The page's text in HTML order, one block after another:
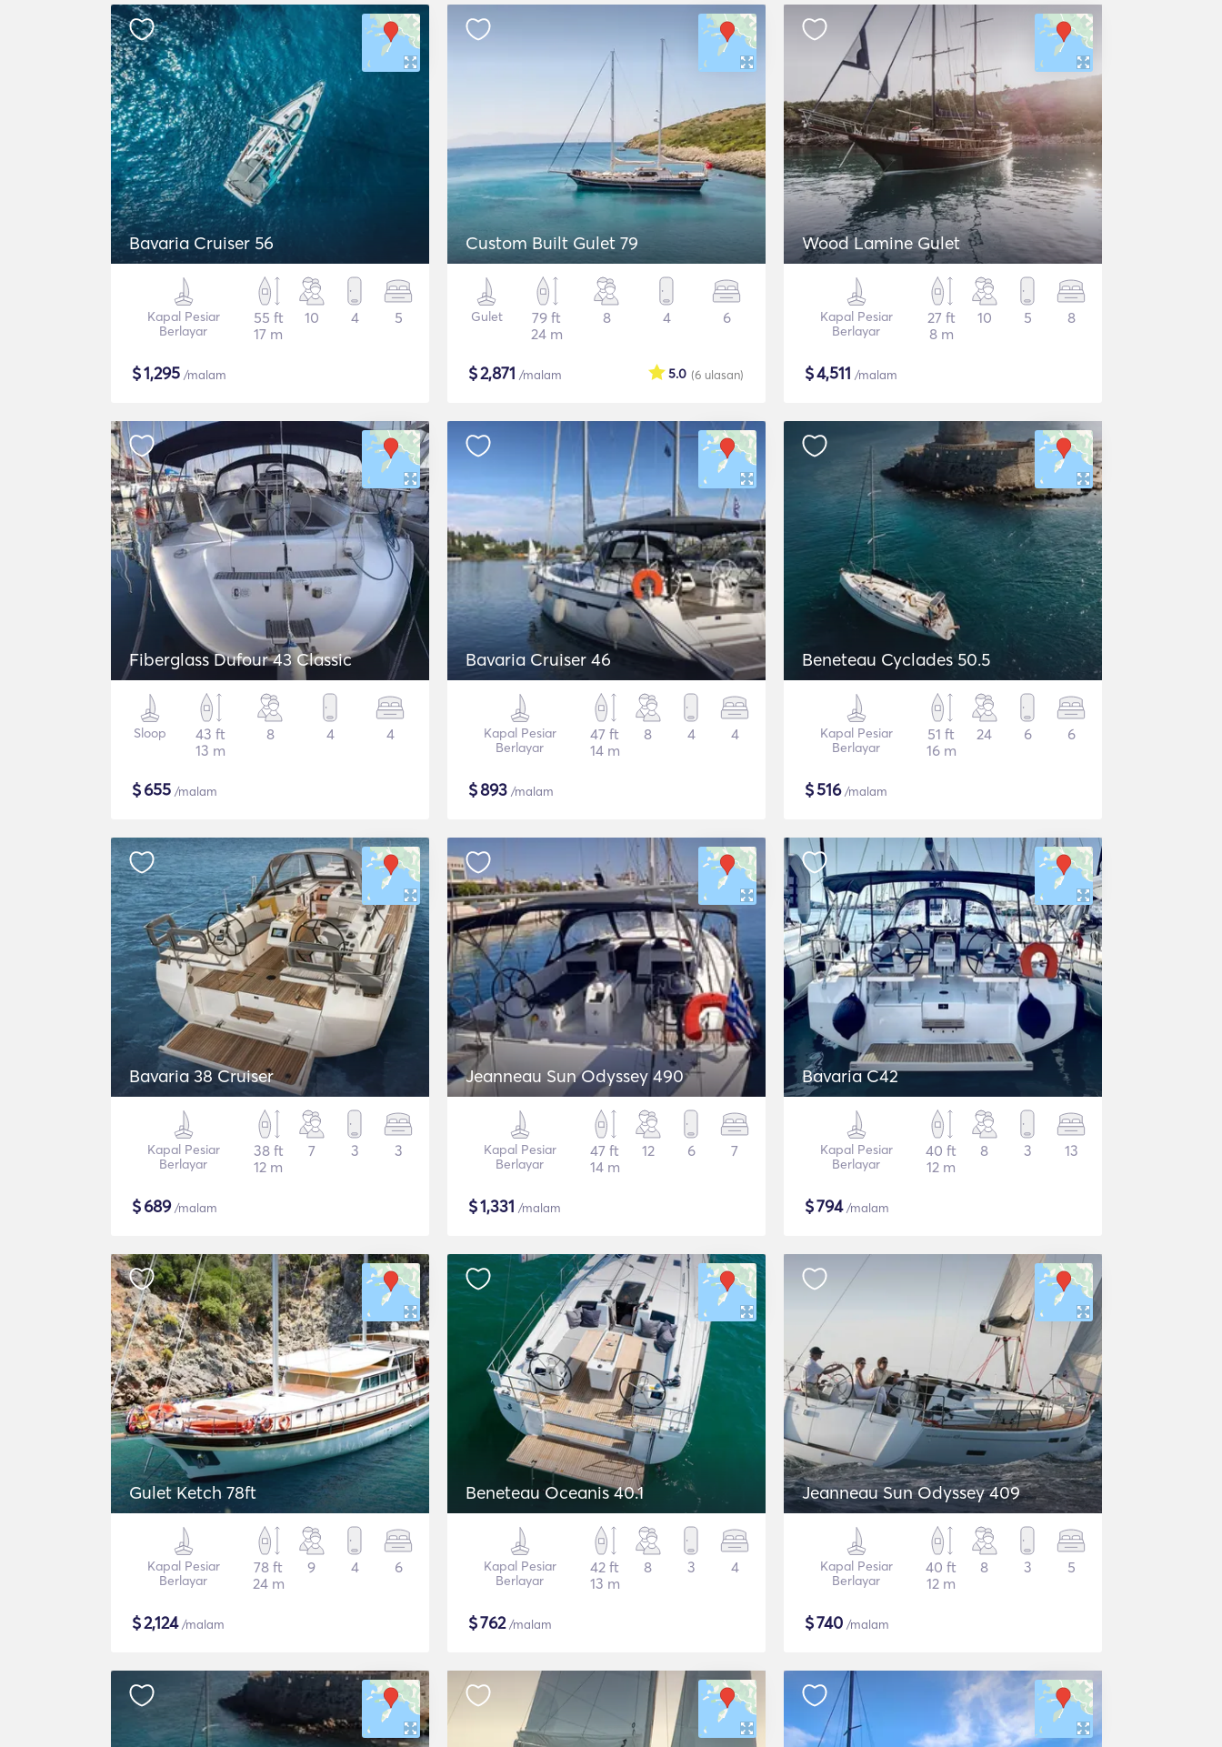
Bavaria Cruiser 56
Kapal Pesiar
Berlayar
55 ft
17 m
10 4 5
$1,295 /malam
Custom Built Gulet 79
Gulet
79 ft
24 m
8 4 6
$2,871 /malam (6 ulasan)
5.0
Wood Lamine Gulet
Kapal Pesiar
Berlayar
27 ft
8 m
10 5 8
$4,511 /malam
Fiberglass Dufour 43 Classic
Sloop
43 ft
13 m
8 4 4
$655 /malam
Bavaria Cruiser 46
Kapal Pesiar
Berlayar
47 ft
14 m
8 4 4
$893 /malam
Beneteau Cyclades 50.5
Kapal Pesiar
Berlayar
51 ft
16 m
24 6 6
$516/malam
Bavaria 38 Cruiser
Kapal Pesiar
Berlayar
38 ft
12 m
7 3 3
$689/malam
Jeanneau Sun Odyssey 490
Kapal Pesiar
Berlayar
47 ft
14 m
12 6 7
$1,331 /malam
Bavaria C42
Kapal Pesiar
Berlayar
40 ft
12 m
8 3 13
$794/malam
Gulet Ketch 78ft
Kapal Pesiar
Berlayar
78 ft
24 m
9 4 6
$2,124/malam
Beneteau Oceanis 40.1
Kapal Pesiar
Berlayar
42 ft
13 m
8 3 4
$762/malam
Jeanneau Sun Odyssey 409
Kapal Pesiar
Berlayar
40 ft
12 m
8 3 5
$740 /malam